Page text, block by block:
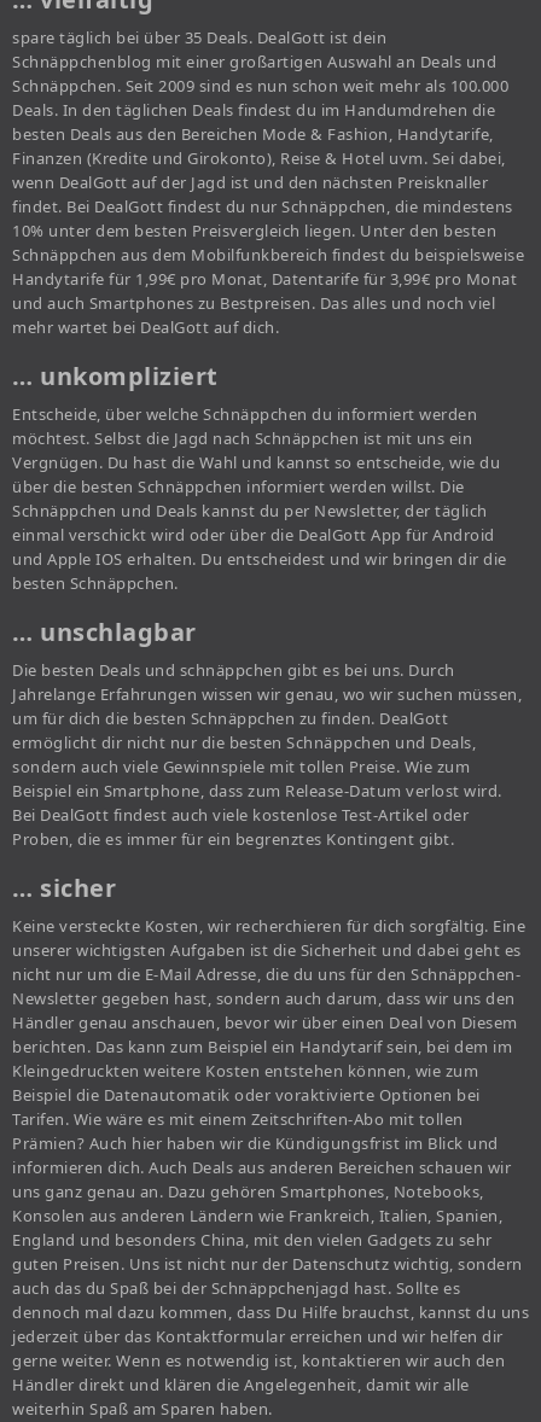
spare täglich bei über 35 Deals. DealGott ist dein
Schnäppchenblog mit einer großartigen Auswahl an Deals und
Schnäppchen. Seit 2009 sind es nun schon weit mehr als 100.000
Deals. In den täglichen Deals findest du im Handumdrehen die
besten Deals aus den Bereichen Mode & Fashion, Handytarife,
Finanzen (Kredite und Girokonto), Reise & Hotel uvm. Sei dabei,
wenn DealGott auf der Jagd ist und den nächsten Preisknaller
findet. Bei DealGott findest du nur Schnäppchen, die mindestens
10% unter dem besten Preisvergleich liegen. Unter den besten
Schnäppchen aus dem Mobilfunkbereich findest du beispielsweise
Handytarife für 1,99€ pro Monat, Datentarife für 3,99€ pro Monat
und auch Smartphones zu Bestpreisen. Das alles und noch viel
mehr wartet bei DealGott auf dich.
… unkompliziert
Entscheide, über welche Schnäppchen du informiert werden
möchtest. Selbst die Jagd nach Schnäppchen ist mit uns ein
Vergnügen. Du hast die Wahl und kannst so entscheide, wie du
über die besten Schnäppchen informiert werden willst. Die
Schnäppchen und Deals kannst du per Newsletter, der täglich
einmal verschickt wird oder über die DealGott App für Android
und Apple IOS erhalten. Du entscheidest und wir bringen dir die
besten Schnäppchen.
… unschlagbar
Die besten Deals und schnäppchen gibt es bei uns. Durch
Jahrelange Erfahrungen wissen wir genau, wo wir suchen müssen,
um für dich die besten Schnäppchen zu finden. DealGott
ermöglicht dir nicht nur die besten Schnäppchen und Deals,
sondern auch viele Gewinnspiele mit tollen Preise. Wie zum
Beispiel ein Smartphone, dass zum Release-Datum verlost wird.
Bei DealGott findest auch viele kostenlose Test-Artikel oder
Proben, die es immer für ein begrenztes Kontingent gibt.
… sicher
Keine versteckte Kosten, wir recherchieren für dich sorgfältig. Eine
unserer wichtigsten Aufgaben ist die Sicherheit und dabei geht es
nicht nur um die E-Mail Adresse, die du uns für den Schnäppchen-
Newsletter gegeben hast, sondern auch darum, dass wir uns den
Händler genau anschauen, bevor wir über einen Deal von Diesem
berichten. Das kann zum Beispiel ein Handytarif sein, bei dem im
Kleingedruckten weitere Kosten entstehen können, wie zum
Beispiel die Datenautomatik oder voraktivierte Optionen bei
Tarifen. Wie wäre es mit einem Zeitschriften-Abo mit tollen
Prämien? Auch hier haben wir die Kündigungsfrist im Blick und
informieren dich. Auch Deals aus anderen Bereichen schauen wir
uns ganz genau an. Dazu gehören Smartphones, Notebooks,
Konsolen aus anderen Ländern wie Frankreich, Italien, Spanien,
England und besonders China, mit den vielen Gadgets zu sehr
guten Preisen. Uns ist nicht nur der Datenschutz wichtig, sondern
auch das du Spaß bei der Schnäppchenjagd hast. Sollte es
dennoch mal dazu kommen, dass Du Hilfe brauchst, kannst du uns
jederzeit über das Kontaktformular erreichen und wir helfen dir
gerne weiter. Wenn es notwendig ist, kontaktieren wir auch den
Händler direkt und klären die Angelegenheit, damit wir alle
weiterhin Spaß am Sparen haben.